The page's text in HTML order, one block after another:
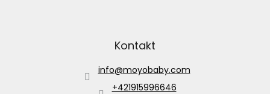
Kontakt
info@moyobaby.com
+421915996646